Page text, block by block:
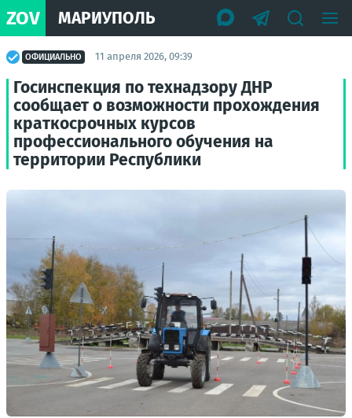
ZOV МАРИУПОЛЬ
ОФИЦИАЛЬНО 11 апреля 2026, 09:39
Госинспекция по технадзору ДНР
сообщает о возможности прохождения
краткосрочных курсов
профессионального обучения на
территории Республики